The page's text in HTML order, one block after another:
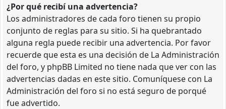
¿Por qué recibí una advertencia?
Los administradores de cada foro tienen su propio
conjunto de reglas para su sitio. Si ha quebrantado
alguna regla puede recibir una advertencia. Por favor
recuerde que esta es una decisión de La Administración
del foro, y phpBB Limited no tiene nada que ver con las
advertencias dadas en este sitio. Comuníquese con La
Administración del foro si no está seguro de porqué
fue advertido.